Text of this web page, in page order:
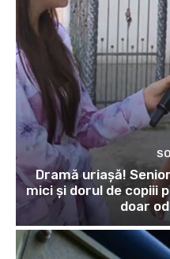
Dramă uriașă!
mici și dorul de copiii
doar